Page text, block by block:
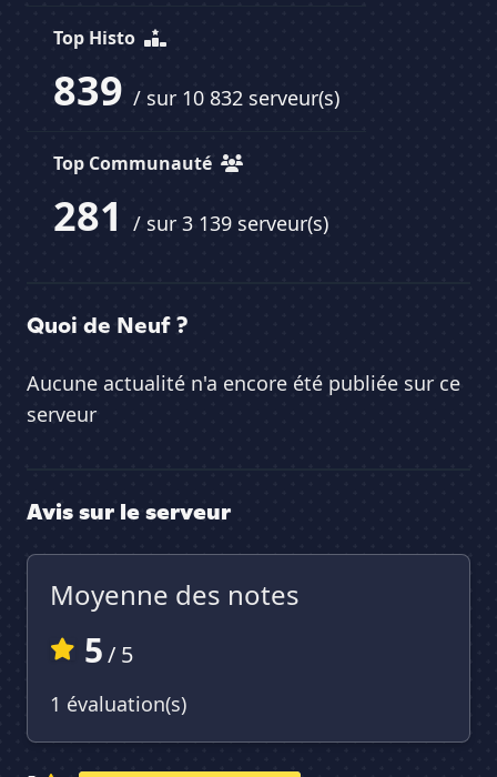
Top Histo
839 / sur 10 832 serveur(s)
Top Communauté
281 / sur 3 139 serveur(s)
Quoi de Neuf ?
Aucune actualité n'a encore été publiée sur ce
serveur
Avis sur le serveur
Moyenne des notes
5/ 5
1 évaluation(s)